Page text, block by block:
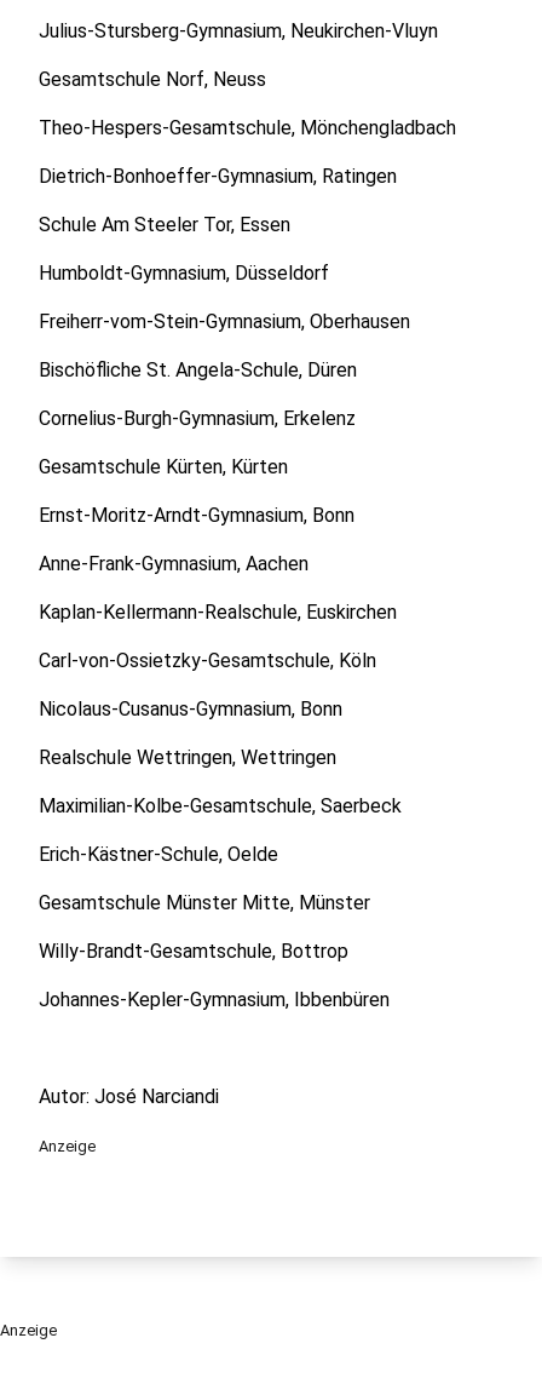
Julius-Stursberg-Gymnasium, Neukirchen-Vluyn
Gesamtschule Norf, Neuss
Theo-Hespers-Gesamtschule, Mönchengladbach
Dietrich-Bonhoeffer-Gymnasium, Ratingen
Schule Am Steeler Tor, Essen
Humboldt-Gymnasium, Düsseldorf
Freiherr-vom-Stein-Gymnasium, Oberhausen
Bischöfliche St. Angela-Schule, Düren
Cornelius-Burgh-Gymnasium, Erkelenz
Gesamtschule Kürten, Kürten
Ernst-Moritz-Arndt-Gymnasium, Bonn
Anne-Frank-Gymnasium, Aachen
Kaplan-Kellermann-Realschule, Euskirchen
Carl-von-Ossietzky-Gesamtschule, Köln
Nicolaus-Cusanus-Gymnasium, Bonn
Realschule Wettringen, Wettringen
Maximilian-Kolbe-Gesamtschule, Saerbeck
Erich-Kästner-Schule, Oelde
Gesamtschule Münster Mitte, Münster
Willy-Brandt-Gesamtschule, Bottrop
Johannes-Kepler-Gymnasium, Ibbenbüren
Autor: José Narciandi
Anzeige
Anzeige